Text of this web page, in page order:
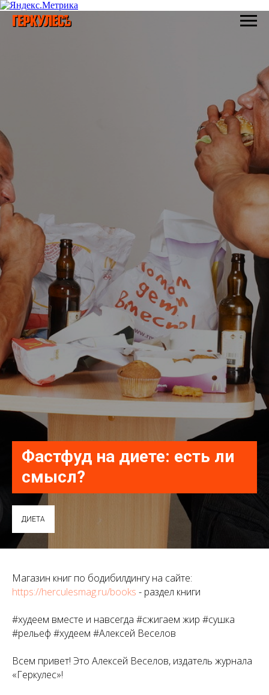
Фастфуд на диете: есть ли
смысл?
ДИЕТА
Магазин книг по бодибилдингу на сайте:
https://herculesmag.ru/books - раздел книги
#худеем вместе и навсегда #сжигаем жир #сушка
#рельеф #худеем #Алексей Веселов
Всем привет! Это Алексей Веселов, издатель журнала
«Геркулес»!